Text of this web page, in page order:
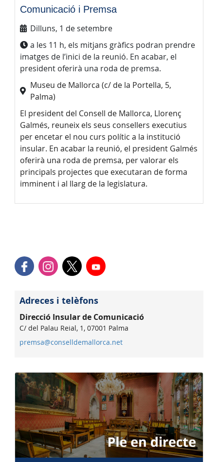
Comunicació i Premsa
Dilluns, 1 de setembre
a les 11 h, els mitjans gràfics podran prendre
imatges de l’inici de la reunió. En acabar, el
president oferirà una roda de premsa.
Museu de Mallorca (c/ de la Portella, 5,
Palma)
El president del Consell de Mallorca, Llorenç
Galmés, reuneix els seus consellers executius
per encetar el nou curs polític a la institució
insular. En acabar la reunió, el president Galmés
oferirà una roda de premsa, per valorar els
principals projectes que executaran de forma
imminent i al llarg de la legislatura.
Adreces i telèfons
Direcció Insular de Comunicació
C/ del Palau Reial, 1, 07001 Palma
premsa@conselldemallorca.net